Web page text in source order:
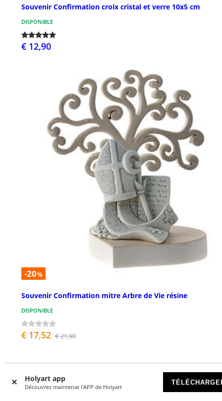
Holyart app
Découvrez maintenat l'APP de Holyart
Souvenir Confirmation croix cristal et verre 10x5 cm
DISPONIBLE
€ 12,90
-20%
Souvenir Confirmation mitre Arbre de Vie résine
DISPONIBLE
€ 17,52 € 21,90